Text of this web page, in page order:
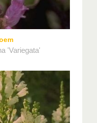
'Variegata'